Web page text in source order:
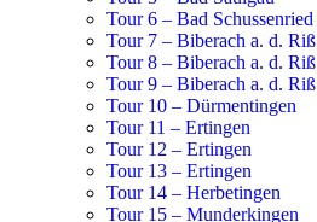
Tour 6 – Bad Schussenried
Tour 7 – Biberach a. d. Riß
Tour 8 – Biberach a. d. Riß
Tour 9 – Biberach a. d. Riß
Tour 10 – Dürmentingen
Tour 11 – Ertingen
Tour 12 – Ertingen
Tour 13 – Ertingen
Tour 14 – Herbetingen
Tour 15 – Munderkingen